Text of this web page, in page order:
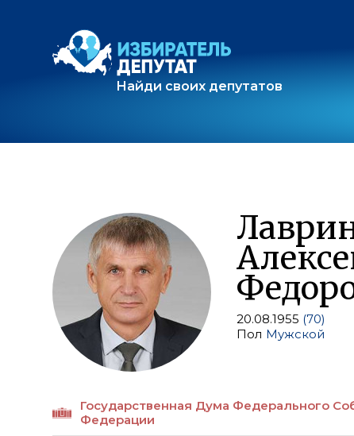
Найди своих депутатов
20.08.1955 (70)
Пол Мужской
Государственная Дума Федерального
Федерации